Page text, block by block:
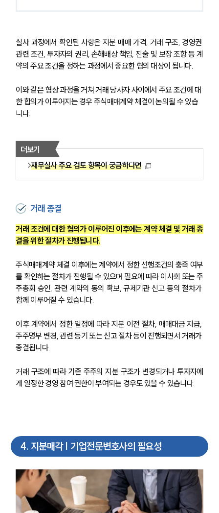
고객의 소리
통합검색
AI대륜
INSIGHT
주요 업무사례
법률지식인
법률 블로그
법률서식
뉴스레터/브로슈어
세미나
대륜법률상담예약
실사 과정에서 확인된 사항은 지분 매매 가격, 거래 구조, 경영권
관련 조건, 투자자의 권리, 손해배상 책임, 진술 및 보장 조항 등 계
약의 주요 조건을 정하는 과정에서 중요한 협의 대상이 됩니다.
이와 같은 협상 과정을 거쳐 거래 당사자 사이에서 주요 조건에 대
한 합의가 이루어지는 경우 주식매매계약 체결이 논의될 수 있습
니다.
더보기
재무실사 주요 검토 항목이 궁금하다면
거래 종결
거래 조건에 대한 협의가 이루어진 이후에는 계약 체결 및 거래 종
결을 위한 절차가 진행됩니다.
주식매매계약 체결 이후에는 계약에서 정한 선행조건의 충족 여부
를 확인하는 절차가 진행될 수 있으며 필요에 따라 이사회 또는 주
주총회 승인, 관련 계약의 동의 확보, 규제기관 신고 등의 절차가
함께 이루어질 수 있습니다.
이후 계약에서 정한 일정에 따라 지분 이전 절차, 매매대금 지급,
주주명부 변경, 관련 등기 또는 신고 절차 등이 진행되면서 거래가
종결됩니다.
거래 구조에 따라 기존 주주의 지분 구조가 변경되거나 투자자에
게 일정한 경영 참여 권한이 부여되는 경우도 있을 수 있습니다.
4. 지분매각 | 기업전문변호사의 필요성